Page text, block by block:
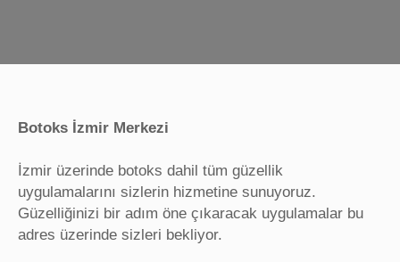
Botoks İzmir Merkezi
İzmir üzerinde botoks dahil tüm güzellik
uygulamalarını sizlerin hizmetine sunuyoruz.
Güzelliğinizi bir adım öne çıkaracak uygulamalar bu
adres üzerinde sizleri bekliyor.